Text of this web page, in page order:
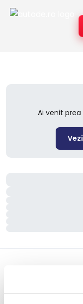
Ai venit